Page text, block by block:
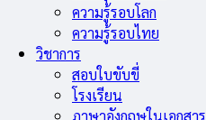
ความรู้รอบโลก
ความรู้รอบไทย
วิชาการ
สอบใบขับขี่
โรงเรียน
ภาษาอังกฤษในเอกสาร